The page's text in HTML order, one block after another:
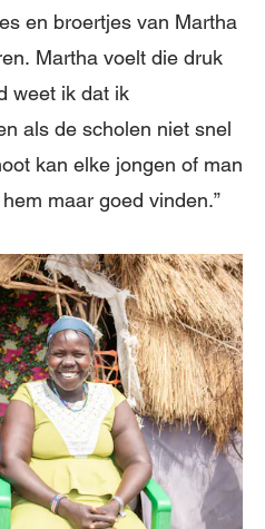
en broertjes van Martha
Martha voelt die druk
weet ik dat ik
als de scholen niet snel
kan elke jongen of man
maar goed vinden.”